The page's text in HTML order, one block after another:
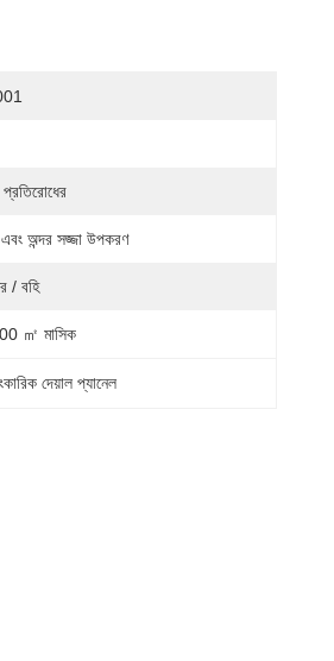
এবং অন্দর সজ্জা উপকরণ
/ বহি
㎡ মাসিক
দেয়াল প্যানেল